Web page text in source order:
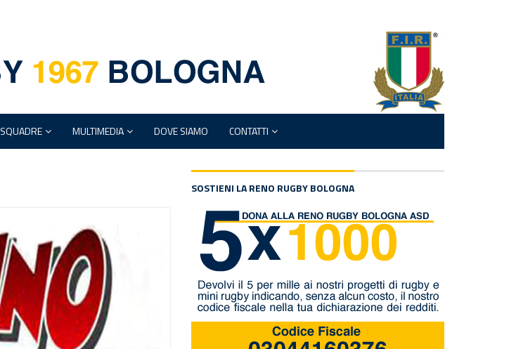
SQUADRE MULTIMEDIA DOVE SIAMO CONTATTI
SOSTIENI LA RENO RUGBY BOLOGNA